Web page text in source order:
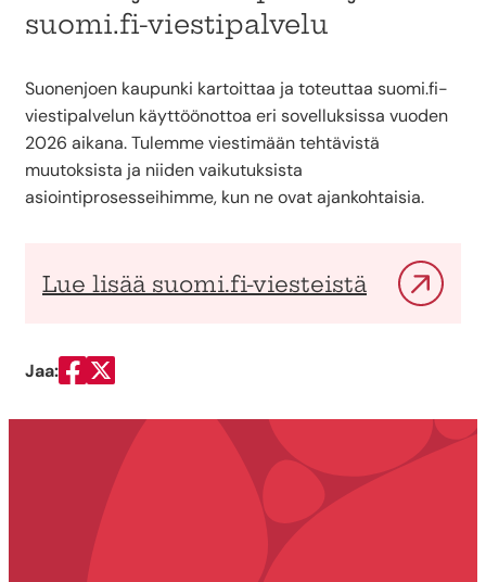
suomi.fi-viestipalvelu
Suonenjoen kaupunki kartoittaa ja toteuttaa suomi.fi-
viestipalvelun käyttöönottoa eri sovelluksissa vuoden
2026 aikana. Tulemme viestimään tehtävistä
muutoksista ja niiden vaikutuksista
asiointiprosesseihimme, kun ne ovat ajankohtaisia.
Lue lisää suomi.fi-viesteistä
Jaa:
Jaa Facebookissa
Jaa Twitterissä